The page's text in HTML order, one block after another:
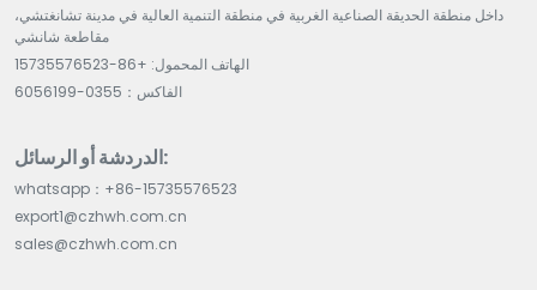
داخل منطقة الحديقة الصناعية الغربية في منطقة التنمية العالية في مدينة تشانغتشي،
مقاطعة شانشي
الهاتف المحمول: +86-15735576523
الفاكس：0355-6056199
الدردشة أو الرسائل:
whatsapp：+86-15735576523
export1@czhwh.com.cn
sales@czhwh.com.cn